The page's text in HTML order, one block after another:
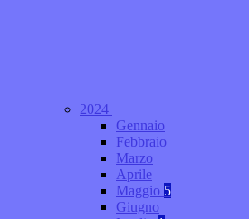
2024
Gennaio
Febbraio
Marzo
Aprile
Maggio 5
Giugno